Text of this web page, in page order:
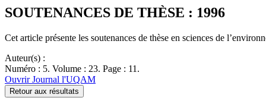
SOUTENANCES DE THÈSE : 1996
Cet article présente les soutenances de thèse en sciences de
Auteur(s) :
Numéro : 5. Volume : 23. Page : 11.
Ouvrir Journal l'UQAM
Retour aux résultats